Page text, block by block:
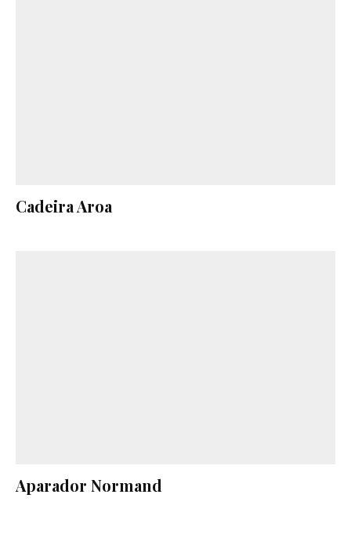
Cadeira Aroa
Aparador Normand